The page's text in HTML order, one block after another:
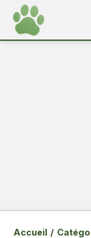
Accueil /